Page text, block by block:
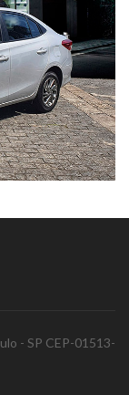
- SP CEP-01513-